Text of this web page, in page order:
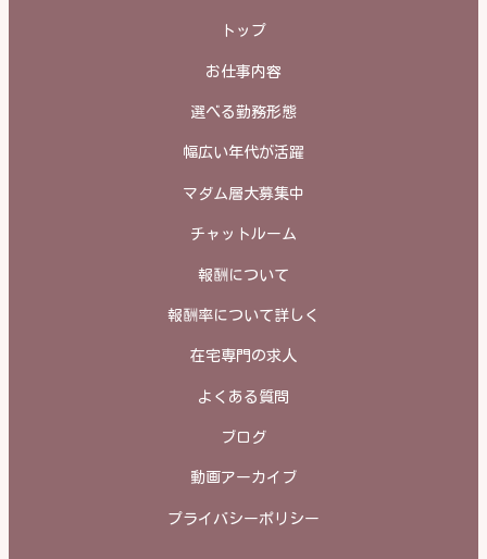
トップ
お仕事内容
選べる勤務形態
幅広い年代が活躍
マダム層大募集中
チャットルーム
報酬について
報酬率について詳しく
在宅専門の求人
よくある質問
ブログ
動画アーカイブ
プライバシーポリシー